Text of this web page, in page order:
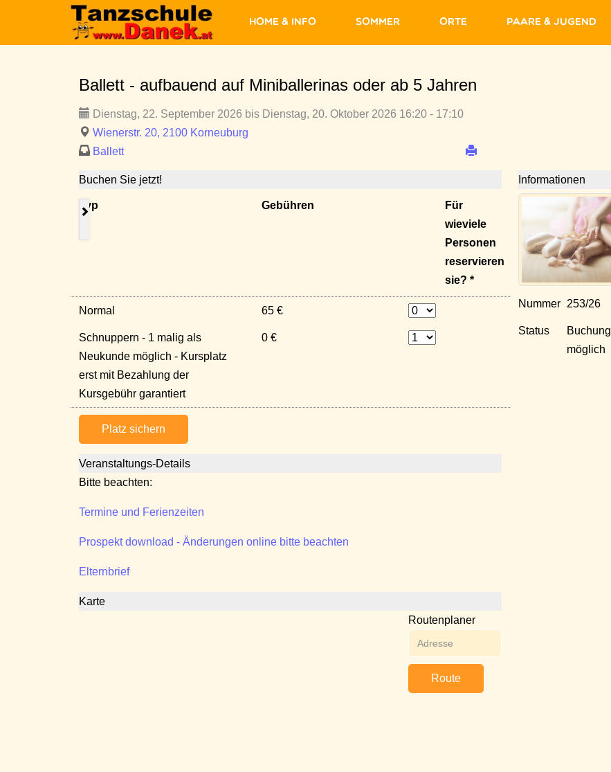
Home & Info Sommer Orte Paare & Jugend
Ballett - aufbauend auf Miniballerinas oder ab 5 Jahren
Dienstag, 22. September 2026 bis Dienstag, 20. Oktober 2026 16:20 - 17:10
Wienerstr. 20, 2100 Korneuburg
Ballett
Buchen Sie jetzt!
Typ Gebühren
Für
wieviele
Personen
reservieren
sie? *
Normal 65 €
Schnuppern - 1 malig als
Neukunde möglich - Kursplatz
erst mit Bezahlung der
Kursgebühr garantiert
0 €
Platz sichern
Veranstaltungs-Details
Bitte beachten:
Termine und Ferienzeiten
Prospekt download - Änderungen online bitte beachten
Elternbrief
Karte
Routenplaner
Route
Informationen
Nummer 253/26
Status
Buchung
möglich